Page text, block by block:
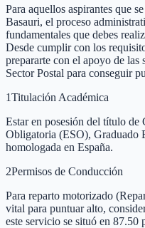
Para aquellos aspirantes que
Basauri, el proceso
fundamentales que debes
Desde cumplir con los
prepararte con el apoyo de
Sector Postal para conseguir
1Titulación Académica
Estar en posesión del título de
Obligatoria (ESO), Graduado
homologada en España.
2Permisos de Conducción
Para reparto motorizado
vital para puntuar alto,
este servicio se situó en 87.50